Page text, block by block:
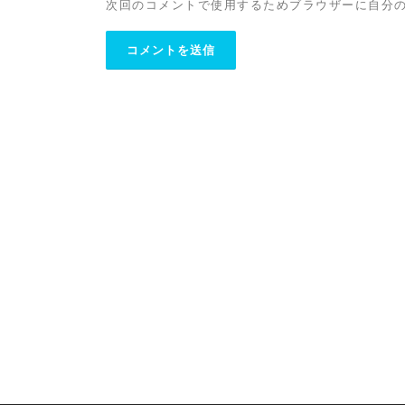
次回のコメントで使用するためブラウザーに自分